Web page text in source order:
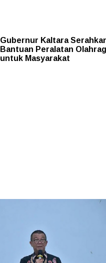
Gubernur Kaltara
Bantuan Peralatan
untuk Masyarakat